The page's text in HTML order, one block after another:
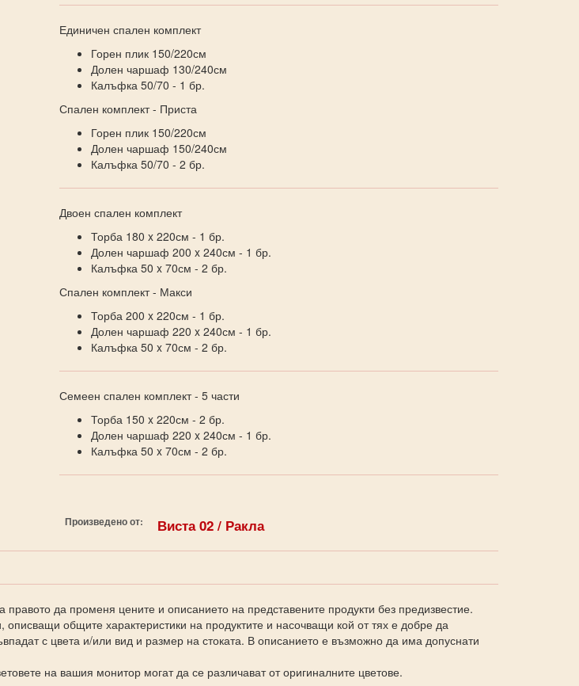
Единичен спален комплект
Горен плик 150/220см
Долен чаршаф 130/240см
Калъфка 50/70 - 1 бр.
Спален комплект - Приста
Горен плик 150/220см
Долен чаршаф 150/240см
Калъфка 50/70 - 2 бр.
Двоен спален комплект
Торба 180 x 220см - 1 бр.
Долен чаршаф 200 x 240см - 1 бр.
Калъфка 50 x 70см - 2 бр.
Спален комплект - Макси
Торба 200 x 220см - 1 бр.
Долен чаршаф 220 x 240см - 1 бр.
Калъфка 50 x 70см - 2 бр.
Семеен спален комплект - 5 части
Торба 150 x 220см - 2 бр.
Долен чаршаф 220 x 240см - 1 бр.
Калъфка 50 x 70см - 2 бр.
Произведено от: Виста 02 / Ракла
правото да променя цените и описанието на представените продукти без предизвестие.
общите характеристики на продуктите и насочващи кой от тях е добре да
с цвета и/или вид и размер на стоката. В описанието е възможно да има допуснати
на вашия монитор могат да се различават от оригиналните цветове.